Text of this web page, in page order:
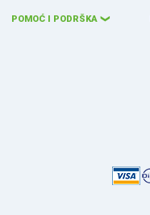
POMOĆ I PODRŠKA ❮